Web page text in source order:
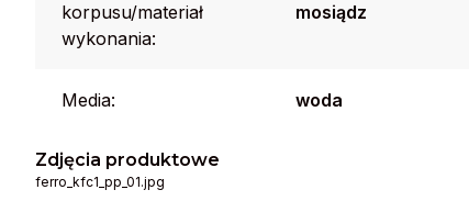
korpusu/materiał
wykonania:
mosiądz
Media: woda
Zdjęcia produktowe
ferro_kfc1_pp_01.jpg